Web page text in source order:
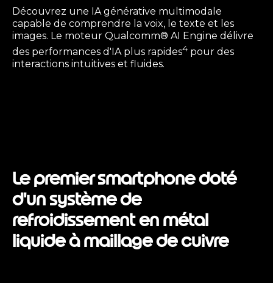
Découvrez une IA générative multimodale
capable de comprendre la voix, le texte et les
images. Le moteur Qualcomm® AI Engine délivre
des performances d'IA plus rapides4 pour des
interactions intuitives et fluides.
Le premier smartphone doté
d'un système de
refroidissement en métal
liquide à maillage de cuivre